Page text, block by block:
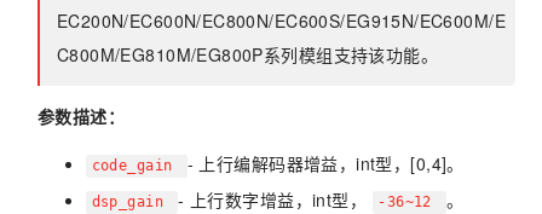
EC200N/EC600N/EC800N/EC600S/EG915N/EC600M/E
C800M/EG810M/EG800P系列模组支持该功能。
参数描述：
code_gain - 上行编解码器增益，int型，[0,4]。
dsp_gain - 上行数字增益，int型， -36~12 。